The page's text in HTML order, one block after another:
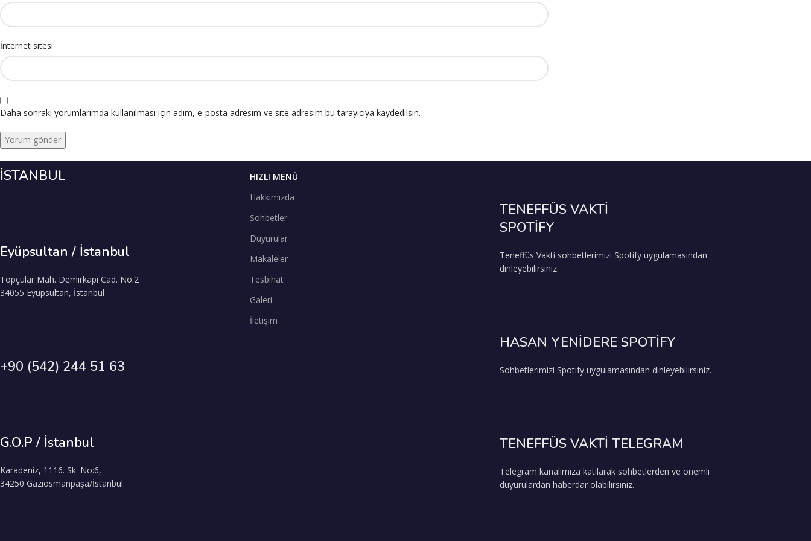
İnternet sitesi
Daha sonraki yorumlarımda kullanılması için adım, e-posta adresim ve site adresim bu tarayıcıya kaydedilsin.
İSTANBUL
Eyüpsultan / İstanbul
Topçular Mah. Demirkapı Cad. No:2
34055 Eyüpsultan, İstanbul
+90 (542) 244 51 63
G.O.P / İstanbul
Karadeniz, 1116. Sk. No:6,
34250 Gaziosmanpaşa/İstanbul
HIZLI MENÜ
Hakkımızda
Sohbetler
Duyurular
Makaleler
Tesbihat
Galeri
İletişim
TENEFFÜS VAKTİ
SPOTİFY
Teneffüs Vakti sohbetlerimizi Spotify uygulamasından
dinleyebilirsiniz.
HASAN YENİDERE SPOTİFY
Sohbetlerimizi Spotify uygulamasından dinleyebilirsiniz.
TENEFFÜS VAKTİ TELEGRAM
Telegram kanalımıza katılarak sohbetlerden ve önemli
duyurulardan haberdar olabilirsiniz.